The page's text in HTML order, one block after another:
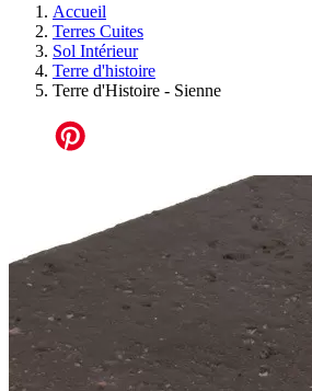
Accueil
Terres Cuites
Sol Intérieur
Terre d'histoire
Terre d'Histoire - Sienne